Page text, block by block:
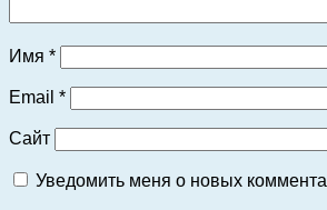
Имя *
Email *
Сайт
Уведомить меня о новых